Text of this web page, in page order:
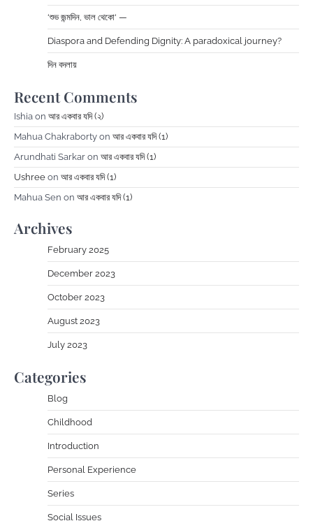
‘শুভ জন্মদিন, ভাল থেকো‘ —
Diaspora and Defending Dignity: A paradoxical journey?
দিন বদলায়
Recent Comments
Ishia on আর একবার যদি (২)
Mahua Chakraborty on আর একবার যদি (1)
Arundhati Sarkar on আর একবার যদি (1)
Ushree on আর একবার যদি (1)
Mahua Sen on আর একবার যদি (1)
Archives
February 2025
December 2023
October 2023
August 2023
July 2023
Categories
Blog
Childhood
Introduction
Personal Experience
Series
Social Issues